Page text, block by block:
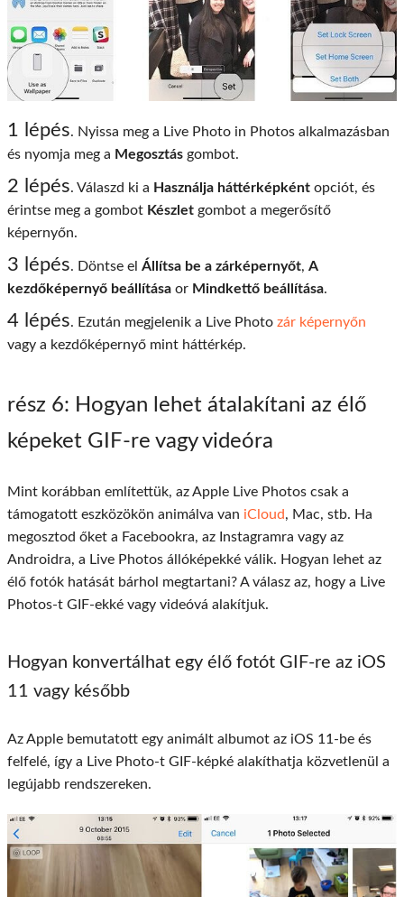
1 lépés. Nyissa meg a Live Photo in Photos alkalmazásban
és nyomja meg a Megosztás gombot.
2 lépés. Válaszd ki a Használja háttérképként opciót, és
érintse meg a gombot Készlet gombot a megerősítő
képernyőn.
3 lépés. Döntse el Állítsa be a zárképernyőt, A
kezdőképernyő beállítása or Mindkettő beállítása.
4 lépés. Ezután megjelenik a Live Photo zár képernyőn
vagy a kezdőképernyő mint háttérkép.
rész 6: Hogyan lehet átalakítani az élő
képeket GIF-re vagy videóra
Mint korábban említettük, az Apple Live Photos csak a
támogatott eszközökön animálva van iCloud, Mac, stb. Ha
megosztod őket a Facebookra, az Instagramra vagy az
Androidra, a Live Photos állóképekké válik. Hogyan lehet az
élő fotók hatását bárhol megtartani? A válasz az, hogy a Live
Photos-t GIF-ekké vagy videóvá alakítjuk.
Hogyan konvertálhat egy élő fotót GIF-re az iOS
11 vagy később
Az Apple bemutatott egy animált albumot az iOS 11-be és
felfelé, így a Live Photo-t GIF-képké alakíthatja közvetlenül a
legújabb rendszereken.